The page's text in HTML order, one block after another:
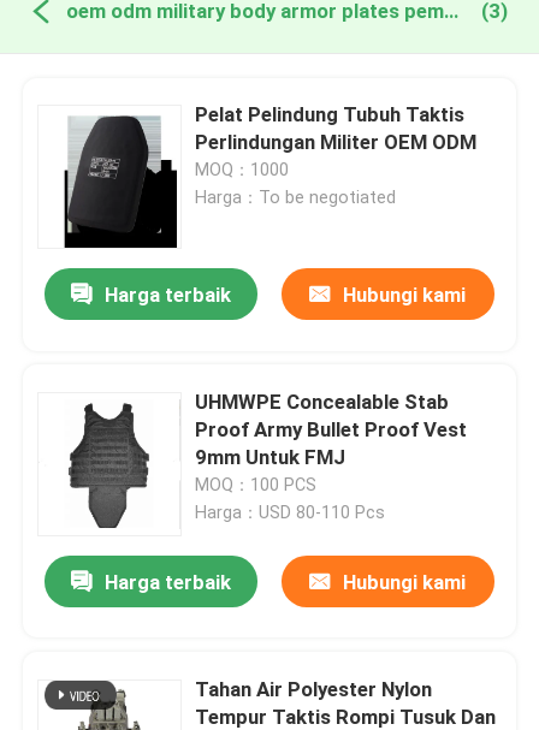
oem odm military body armor plates pembuatan online (3)
Pelat Pelindung Tubuh Taktis
Perlindungan Militer OEM ODM
MOQ：1000
Harga：To be negotiated
Harga terbaik Hubungi kami
UHMWPE Concealable Stab
Proof Army Bullet Proof Vest
9mm Untuk FMJ
MOQ：100 PCS
Harga：USD 80-110 Pcs
Harga terbaik Hubungi kami
Tahan Air Polyester Nylon
Tempur Taktis Rompi Tusuk Dan